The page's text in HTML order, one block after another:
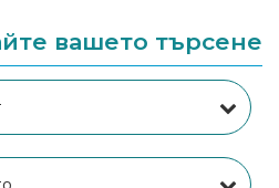
вашето търсене